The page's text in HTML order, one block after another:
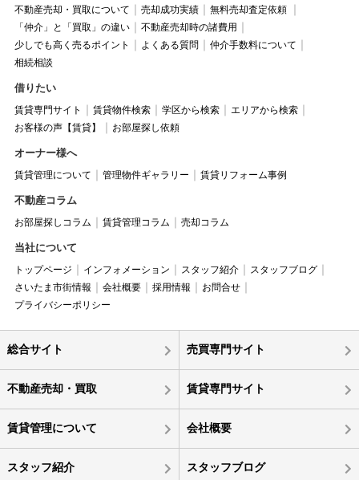
不動産売却・買取について 売却成功実績
無料売却査定依頼
「仲介」と「買取」の違い
不動産売却時の諸費用
少しでも高く売るポイント
よくある質問
仲介手数料について
相続相談
借りたい
賃貸専門サイト 賃貸物件検索 学区から検索
エリアから検索
お客様の声【賃貸】
お部屋探し依頼
オーナー様へ
賃貸管理について 管理物件ギャラリー 賃貸リフォーム事例
不動産コラム
お部屋探しコラム 賃貸管理コラム 売却コラム
当社について
トップページ インフォメーション スタッフ紹介
スタッフブログ
さいたま市街情報
会社概要 採用情報
お問合せ
プライバシーポリシー
総合サイト 売買専門サイト
不動産売却・買取 賃貸専門サイト
賃貸管理について 会社概要
スタッフ紹介 スタッフブログ